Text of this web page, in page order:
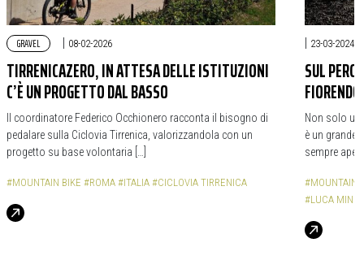
GRAVEL 08-02-2026
TIRRENICAZERO, IN ATTESA DELLE ISTITUZIONI
C’È UN PROGETTO DAL BASSO
Il coordinatore Federico Occhionero racconta il bisogno di
pedalare sulla Ciclovia Tirrenica, valorizzandola con un
progetto su base volontaria […]
#MOUNTAIN BIKE #ROMA #ITALIA #CICLOVIA TIRRENICA
23-03-2024
SUL
Non solo
è un grande
sempre
#MOUNTAIN
#LUCA